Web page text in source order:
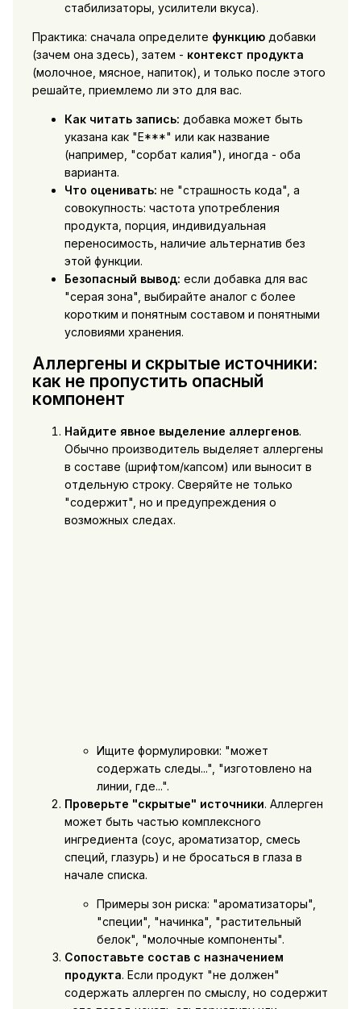
стабилизаторы, усилители вкуса).
Практика: сначала определите функциюдобавки
(зачем она здесь), затем - контекст продукта
(молочное, мясное, напиток), и только после этого
решайте, приемлемо ли это для вас.
Как читать запись: добавка может быть
указана как "E***" или как название
(например, "сорбат калия"), иногда - оба
варианта.
Что оценивать: не "страшность кода", а
совокупность: частота употребления
продукта, порция, индивидуальная
переносимость, наличие альтернатив без
этой функции.
Безопасный вывод: если добавка для вас
"серая зона", выбирайте аналог с более
коротким и понятным составом и понятными
условиями хранения.
Аллергены и скрытые источники:
как не пропустить опасный
компонент
Найдите явное выделение аллергенов.
Обычно производитель выделяет аллергены
в составе (шрифтом/капсом) или выносит в
отдельную строку. Сверяйте не только
"содержит", но и предупреждения о
возможных следах.
Ищите формулировки: "может
содержать следы...", "изготовлено на
линии, где...".
Проверьте "скрытые" источники. Аллерген
может быть частью комплексного
ингредиента (соус, ароматизатор, смесь
специй, глазурь) и не бросаться в глаза в
начале списка.
Примеры зон риска: "ароматизаторы",
"специи", "начинка", "растительный
белок", "молочные компоненты".
Сопоставьте состав с назначением
продукта. Если продукт "не должен"
содержать аллерген по смыслу, но содержит